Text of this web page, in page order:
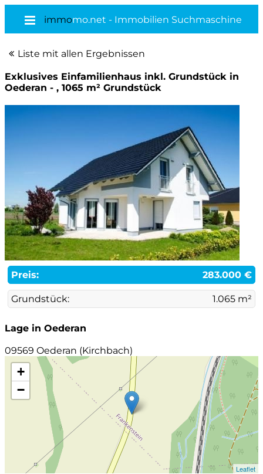
immomo.net - Immobilien Suchmaschine
Liste mit allen Ergebnissen
Exklusives Einfamilienhaus inkl. Grundstück in
Oederan - , 1065 m² Grundstück
Preis: 283.000 €
Grundstück: 1.065 m²
Lage in Oederan
09569 Oederan (Kirchbach)
+
−
Leaflet